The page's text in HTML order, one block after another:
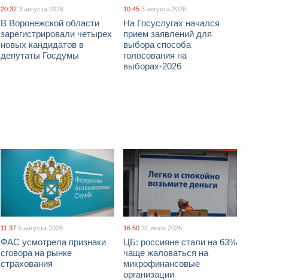
20:32 3 августа 2026
В Воронежской области
зарегистрировали четырех
новых кандидатов в
депутаты Госдумы
10:45 3 августа 2026
На Госуслугах начался
прием заявлений для
выбора способа
голосования на
выборах-2026
11:37 5 августа 2026
ФАС усмотрела признаки
сговора на рынке
страхования
16:50 31 июля 2026
ЦБ: россияне стали на 63%
чаще жаловаться на
микрофинансовые
организации